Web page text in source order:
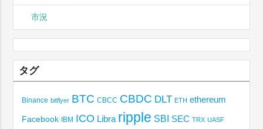
市況
タグ
Binance bitflyer BTC CBCC CBDC DLT ETH ethereum
Facebook IBM ICO Libra ripple SBI SEC TRX UASF